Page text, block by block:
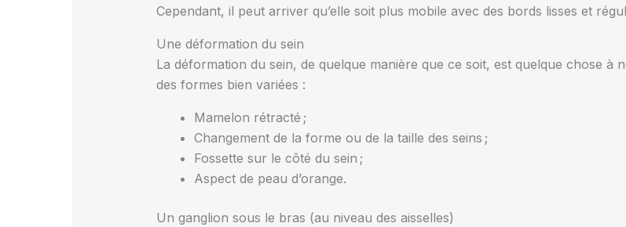
Cependant, il peut arriver qu’elle soit plus mobile avec des bords lisses et
Une déformation du sein
La déformation du sein, de quelque manière que ce soit, est quelque chose à
des formes bien variées :
Mamelon rétracté ;
Changement de la forme ou de la taille des seins ;
Fossette sur le côté du sein ;
Aspect de peau d’orange.
Un ganglion sous le bras (au niveau des aisselles)